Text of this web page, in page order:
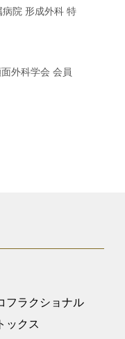
院 形成外科 特
外科学会 会員
フラクショナル
ックス